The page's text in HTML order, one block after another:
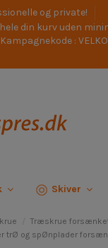
og private!
din kurv uden
:
Skiver
Træskrue
trØ og spØnplader